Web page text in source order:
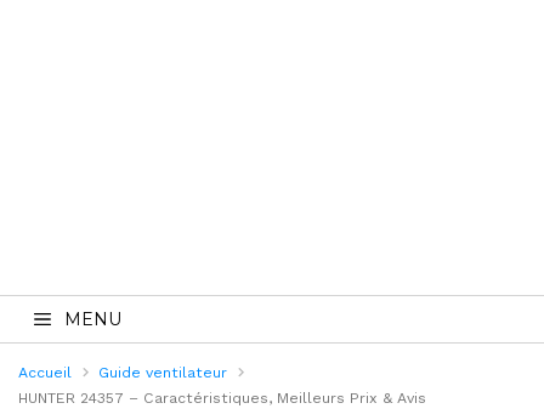
MENU
Accueil
Guide ventilateur
HUNTER 24357 – Caractéristiques, Meilleurs Prix & Avis